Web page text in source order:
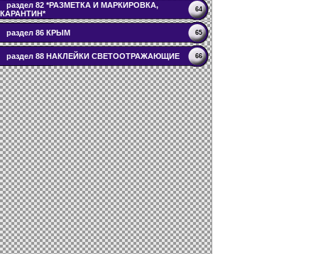
раздел 82 *РАЗМЕТКА И МАРКИРОВКА,
КАРАНТИН*
64
раздел 86 КРЫМ 65
раздел 88 НАКЛЕЙКИ СВЕТООТРАЖАЮЩИЕ 66